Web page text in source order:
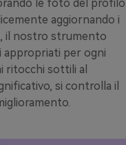
le foto del profilo
aggiornando i
il nostro strumento
per ogni
ritocchi sottili al
si controlla il